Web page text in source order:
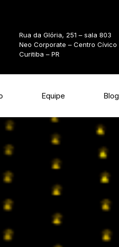
Rua da Glória, 251 – sala 803
Neo Corporate – Centro Cívico
Curitiba – PR
Equipe Blog